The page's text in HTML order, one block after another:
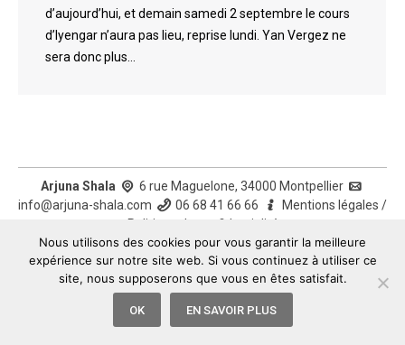
d’aujourd’hui, et demain samedi 2 septembre le cours
d’Iyengar n’aura pas lieu, reprise lundi. Yan Vergez ne
sera donc plus…
Arjuna Shala
6 rue Maguelone, 34000 Montpellier
info@arjuna-shala.com
06 68 41 66 66 Mentions légales /
Politique de confidentialité
Nous utilisons des cookies pour vous garantir la meilleure
expérience sur notre site web. Si vous continuez à utiliser ce
site, nous supposerons que vous en êtes satisfait.
OK EN SAVOIR PLUS